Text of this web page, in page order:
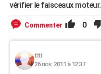
vérifier le faisceaux moteur.
Commenter 0
titi
26 nov. 2011 à 12:37